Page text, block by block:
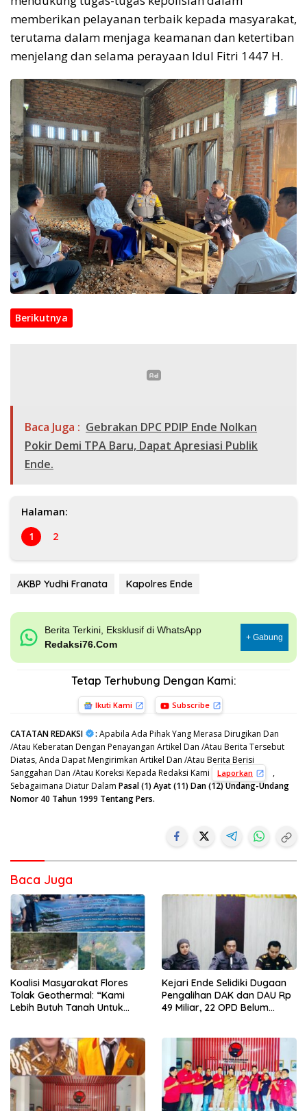
memberikan pelayanan terbaik kepada masyarakat,
terutama dalam menjaga keamanan dan ketertiban
menjelang dan selama perayaan Idul Fitri 1447 H.
Berikutnya
Baca Juga : Gebrakan DPC PDIP Ende Nolkan
Pokir Demi TPA Baru, Dapat Apresiasi Publik
Ende.
Halaman:
1
2
AKBP Yudhi Franata Kapolres Ende
Berita Terkini, Eksklusif di WhatsApp
Redaksi76.Com
+ Gabung
Tetap Terhubung Dengan Kami:
Ikuti Kami Subscribe
CATATAN REDAKSI : Apabila Ada Pihak Yang Merasa Dirugikan Dan
/Atau Keberatan Dengan Penayangan Artikel Dan /Atau Berita Tersebut
Diatas, Anda Dapat Mengirimkan Artikel Dan /Atau Berita Berisi
Sanggahan Dan /Atau Koreksi Kepada Redaksi Kami
Laporkan
,
Sebagaimana Diatur Dalam Pasal (1) Ayat (11) Dan (12) Undang-Undang
Nomor 40 Tahun 1999 Tentang Pers.
Baca Juga
Koalisi Masyarakat Flores
Tolak Geothermal: “Kami
Lebih Butuh Tanah Untuk
Kejari Ende Selidiki Dugaan
Pengalihan DAK dan DAU Rp
49 Miliar, 22 OPD Belum